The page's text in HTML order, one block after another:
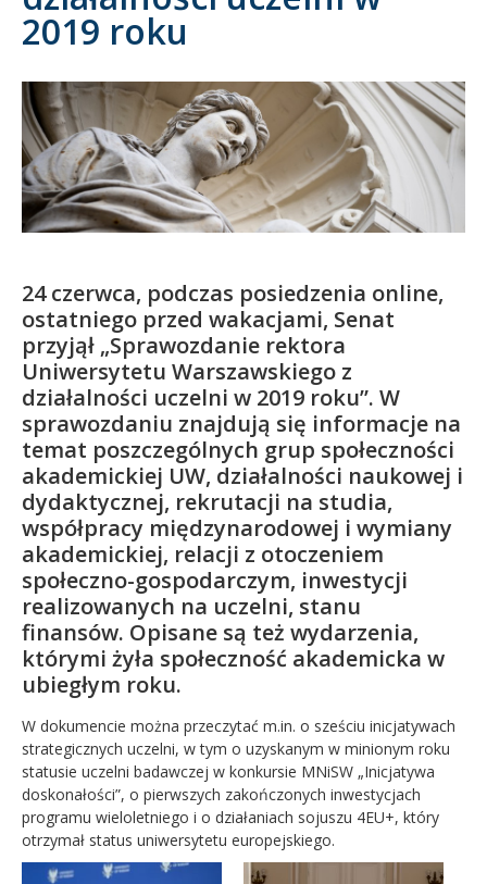
Kandydat
Absolwent
2019 roku
24 czerwca, podczas posiedzenia online,
ostatniego przed wakacjami, Senat
przyjął „Sprawozdanie rektora
Uniwersytetu Warszawskiego z
działalności uczelni w 2019 roku”. W
sprawozdaniu znajdują się informacje na
temat poszczególnych grup społeczności
akademickiej UW, działalności naukowej i
dydaktycznej, rekrutacji na studia,
współpracy międzynarodowej i wymiany
akademickiej, relacji z otoczeniem
społeczno-gospodarczym, inwestycji
realizowanych na uczelni, stanu
finansów. Opisane są też wydarzenia,
którymi żyła społeczność akademicka w
ubiegłym roku.
W dokumencie można przeczytać m.in. o sześciu inicjatywach
strategicznych uczelni, w tym o uzyskanym w minionym roku
statusie uczelni badawczej w konkursie MNiSW „Inicjatywa
doskonałości”, o pierwszych zakończonych inwestycjach
programu wieloletniego i o działaniach sojuszu 4EU+, który
otrzymał status uniwersytetu europejskiego.